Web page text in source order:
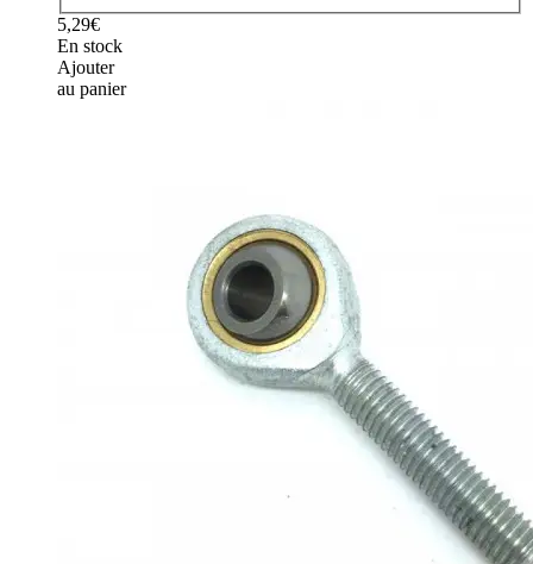
5,29€
En stock
Ajouter
au panier